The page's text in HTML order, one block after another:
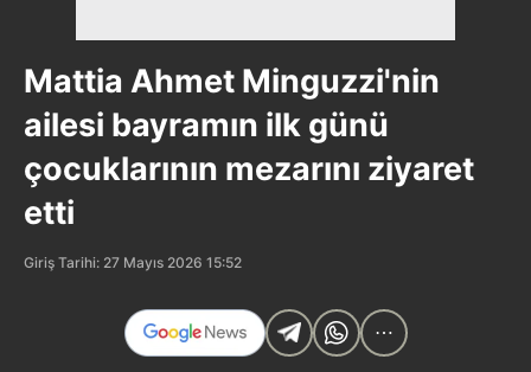
Mattia Ahmet Minguzzi'nin
ailesi bayramın ilk günü
çocuklarının mezarını ziyaret
etti
Giriş Tarihi: 27 Mayıs 2026 15:52